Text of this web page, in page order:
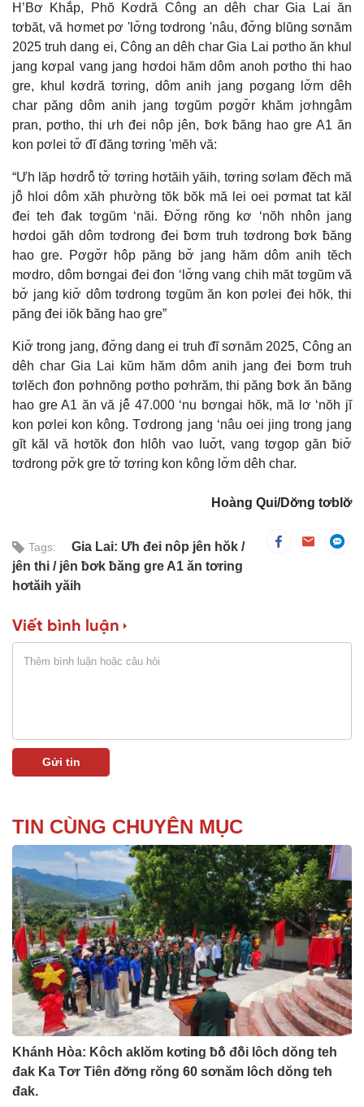
H’Bơ Khắp, Phŏ Kơdră Công an dêh char Gia Lai ăn
tơbăt, vă hơmet pơ 'lơ̆ng tơdrong 'nâu, đơ̆ng blŭng sơnăm
2025 truh dang ei, Công an dêh char Gia Lai pơtho ăn khul
jang kơpal vang jang hơdoi hăm dôm anoh pơtho thi hao
gre, khul kơdră tơring, dôm anih jang pơgang lơ̆m dêh
char păng dôm anih jang tơgŭm pơgơ̆r khăm jơhngâm
pran, pơtho, thi ưh đei nôp jên, ƀơk ƀăng hao gre A1 ăn
kon pơlei tơ̆ đĭ đăng tơring 'mĕh vă:
“Ưh lăp hơdrô̆ tơ̆ tơring hơtăih yăih, tơring sơlam đĕch mă
jô̆ hloi dôm xăh phường tŏk bŏk mă lei oei pơmat tat kăl
đei teh đak tơgŭm ‘năi. Đơ̆ng rŏng kơ ‘nŏh nhôn jang
hơdoi găh dôm tơdrong đei ƀơm truh tơdrong ƀơk ƀăng
hao gre. Pơgơ̆r hôp păng bơ̆ jang hăm dôm anih tĕch
mơdro, dôm bơngai đei đon ‘lơ̆ng vang chih măt tơgŭm vă
bơ̆ jang kiơ̆ dôm tơdrong tơgŭm ăn kon pơlei đei hŏk, thi
păng đei iŏk ƀăng hao gre”
Kiơ̆ trong jang, đơ̆ng dang ei truh đĭ sơnăm 2025, Công an
dêh char Gia Lai kŭm hăm dôm anih jang đei ƀơm truh
tơlĕch đon pơhnŏng pơtho pơhrăm, thi păng ƀơk ăn ƀăng
hao gre A1 ăn vă jê̆ 47.000 ‘nu bơngai hŏk, mă lơ ‘nŏh jĭ
kon pơlei kon kông. Tơdrong jang ‘nâu oei jing trong jang
gĭt kăl vă hơtŏk đon hlôh vao luơ̆t, vang tơgop găn ƀiơ̆
tơdrong pơ̆k gre tơ̆ tơring kon kông lơ̆m dêh char.
Hoàng Qui/Dơ̆ng tơblơ̆
Tags:
Gia Lai: Ưh đei nôp jên hŏk
jên thi
jên ƀơk ƀăng gre A1 ăn tơring
hơtăih yăih
Viết bình luận
TIN CÙNG CHUYÊN MỤC
Khánh Hòa: Kôch aklŏm kơting ƀô̆ đô̆i lôch dŏng teh
đak Ka Tơr Tiên đơ̆ng rŏng 60 sơnăm lôch dŏng teh
đak.